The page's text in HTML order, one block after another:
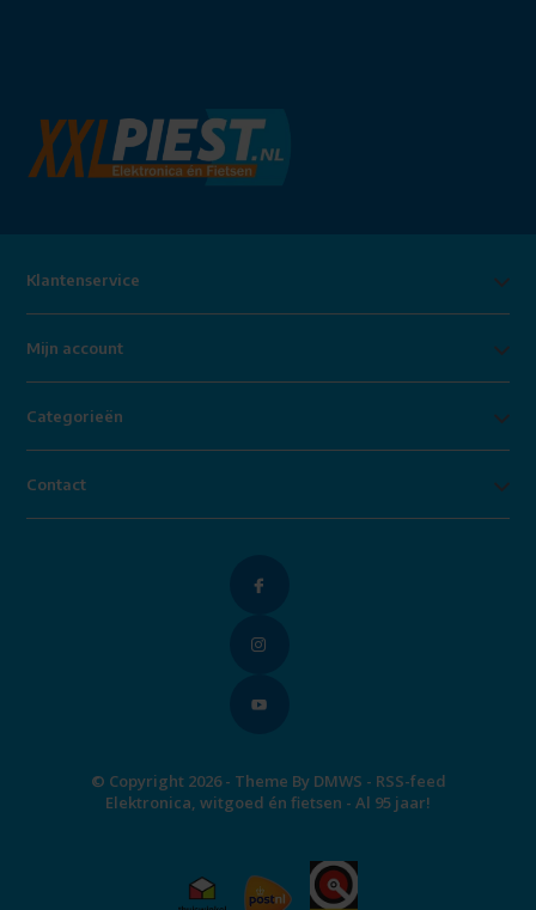
Klantenservice
Mijn account
Categorieën
Contact
© Copyright 2026 - Theme By DMWS - RSS-feed
Elektronica, witgoed én fietsen - Al 95 jaar!